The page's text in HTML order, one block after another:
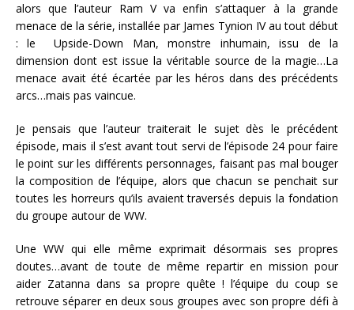
alors que l’auteur Ram V va enfin s’attaquer à la grande
menace de la série, installée par James Tynion IV au tout début
: le Upside-Down Man, monstre inhumain, issu de la
dimension dont est issue la véritable source de la magie…La
menace avait été écartée par les héros dans des précédents
arcs…mais pas vaincue.
Je pensais que l’auteur traiterait le sujet dès le précédent
épisode, mais il s’est avant tout servi de l’épisode 24 pour faire
le point sur les différents personnages, faisant pas mal bouger
la composition de l’équipe, alors que chacun se penchait sur
toutes les horreurs qu’ils avaient traversés depuis la fondation
du groupe autour de WW.
Une WW qui elle même exprimait désormais ses propres
doutes…avant de toute de même repartir en mission pour
aider Zatanna dans sa propre quête ! l’équipe du coup se
retrouve séparer en deux sous groupes avec son propre défi à